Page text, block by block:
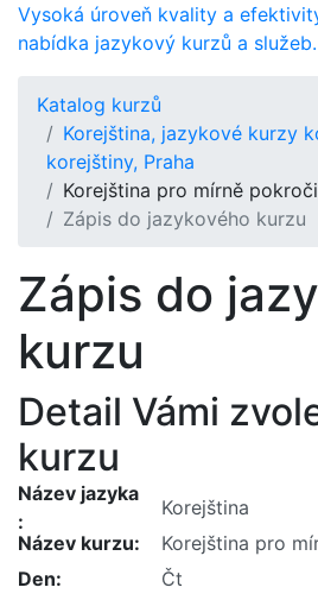
Vysoká úroveň kvality a
nabídka jazykový kurzů a služeb.
Katalog kurzů
Korejština, jazykové kurzy
korejštiny, Praha
Korejština pro mírně
Zápis do jazykového kurzu
Zápis do
kurzu
Detail Vámi
kurzu
Název jazyka
Název kurzu
Den